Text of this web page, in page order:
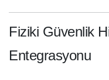
Fiziki Güvenlik
Entegrasyonu